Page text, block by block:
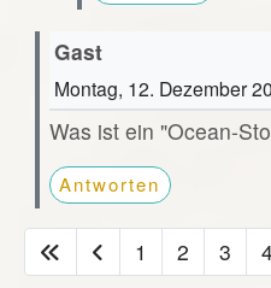
Gast
Montag, 12. Dezember
Was ist ein "Ocean-
Antworten
1 2 3